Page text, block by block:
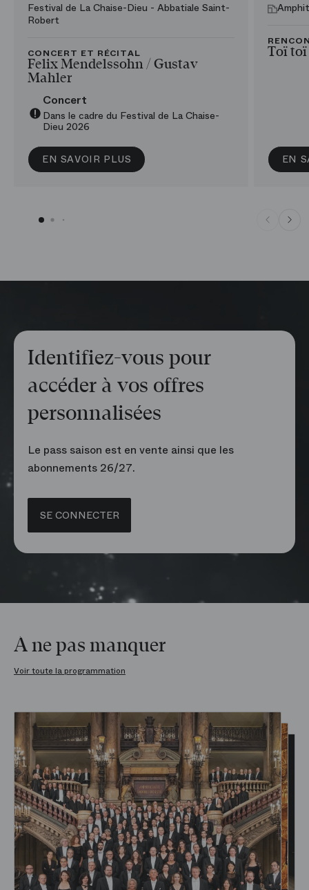
EN SAVOIR PLUS
Festival de La Chaise-Dieu - Abbatiale Saint-
Robert
CONCERT ET RÉCITAL
Felix Mendelssohn /​ Gustav
Mahler
Concert
Dans le cadre du Festival de La Chaise-
Dieu 2026
EN
Toï toï
Identifiez-vous pour
accéder à vos offres
personnalisées
Le pass saison est en vente ainsi que les
abonnements 26/27.
SE CONNECTER
À ne pas manquer
Voir toute la programmation